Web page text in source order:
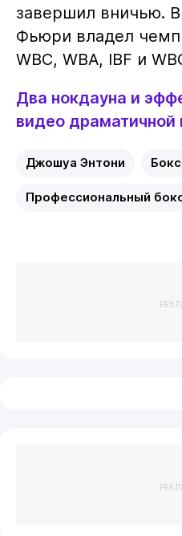
завершил вничью.
Фьюри владел
WBC, WBA, IBF и
Два нокдауна и
видео
Джошуа Энтони Бокс
Профессиональный